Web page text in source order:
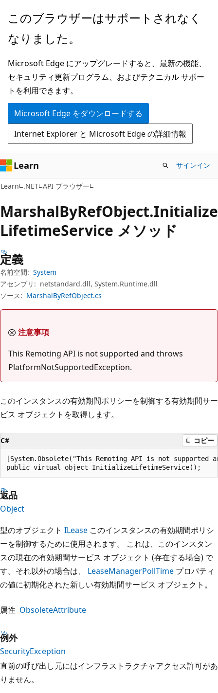
メ
ン
ン
テ
ン
ツ
に
ス
キ
ッ
プ
ペ
ジ
ナ
ビ
ゲ
ー
シ
ョ
ン
に
ス
キ
ッ
プ
このブラウザーはサポートされなく
なりました。
Microsoft Edge にアップグレードすると、最新の機能、
セキュリティ更新プログラム、およびテクニカル サポー
トを利用できます。
Microsoft Edge をダウンロードする
Internet Explorer と Microsoft Edge の詳細情報
Learn サインイン
Learn .NET API ブラウザー
MarshalByRefObject.Initialize
LifetimeService メソッド
定義
名前空間: System
アセンブリ: netstandard.dll, System.Runtime.dll
ソース: MarshalByRefObject.cs
注意事項
This Remoting API is not supported and throws
PlatformNotSupportedException.
このインスタンスの有効期間ポリシーを制御する有効期間サー
ビス オブジェクトを取得します。
C# コピー
[System.Obsolete("This Remoting API is not supported
public virtual object InitializeLifetimeService();
返品
Object
型のオブジェクト ILease このインスタンスの有効期間ポリシ
ーを制御するために使用されます。 これは、このインスタン
スの現在の有効期間サービス オブジェクト (存在する場合) で
す。それ以外の場合は、 LeaseManagerPollTime プロパティ
の値に初期化された新しい有効期間サービス オブジェクト。
属性 ObsoleteAttribute
例外
SecurityException
直前の呼び出し元にはインフラストラクチャアクセス許可があ
りません。